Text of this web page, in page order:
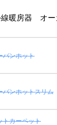
暖房器 オー
ンホット
ンホットスリム
カーペット